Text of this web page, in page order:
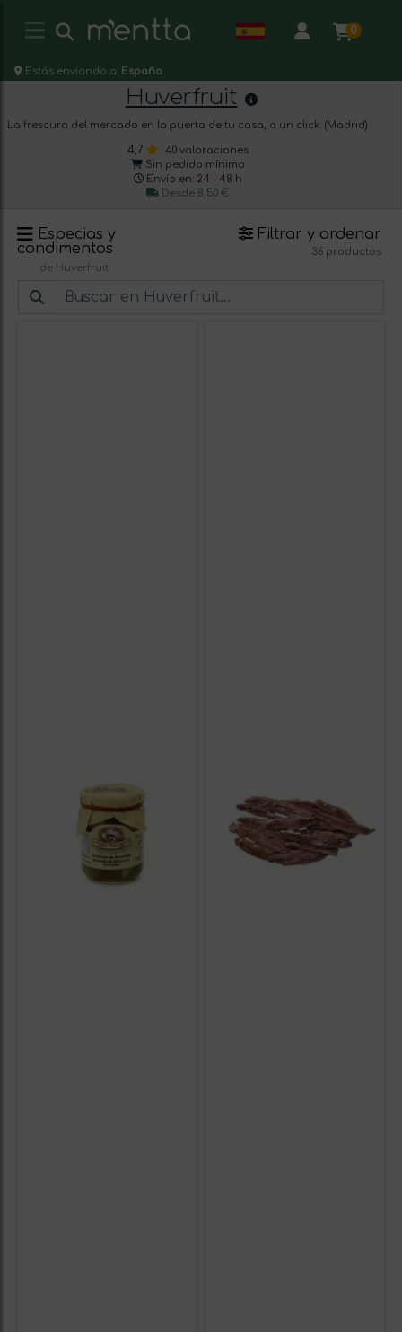
0
Estás enviando a: España
Huverfruit
La frescura del mercado en la puerta de tu casa, a un click. (Madrid)
4,7
40 valoraciones
Sin pedido mínimo
Envío en: 24 - 48 h
Desde 8,50 €
condimentos
de Huverfruit
Filtrar y ordenar
36 productos